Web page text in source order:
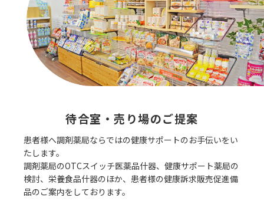
待合室・売り場のご提案
患者様へ調剤薬局ならではの健康サポートのお手伝いをい
たします。
調剤薬局のOTCスイッチ医薬品什器、健康サポート薬局の
検討、栄養食品什器のほか、患者様の健康訴求販売促進備
品のご案内をしております。